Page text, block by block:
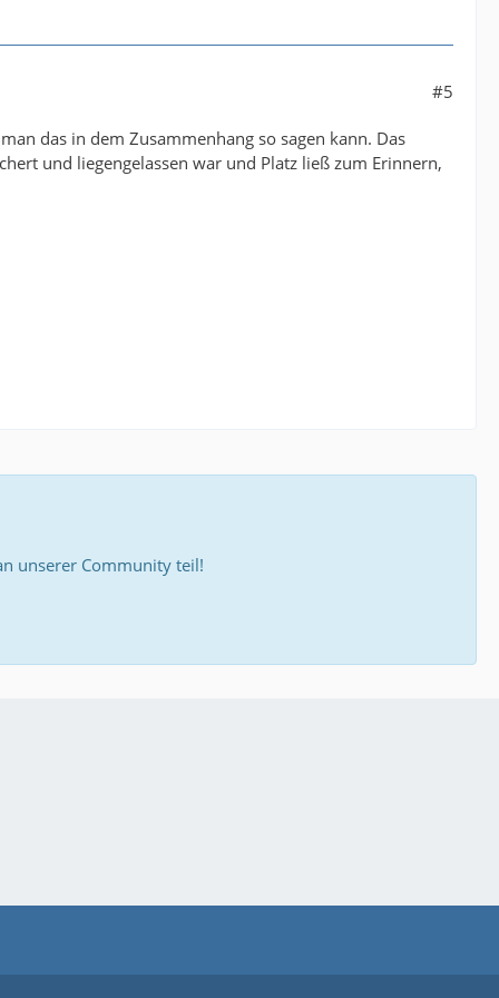
#5
das in dem Zusammenhang so sagen kann. Das
und liegengelassen war und Platz ließ zum Erinnern,
unserer Community teil!